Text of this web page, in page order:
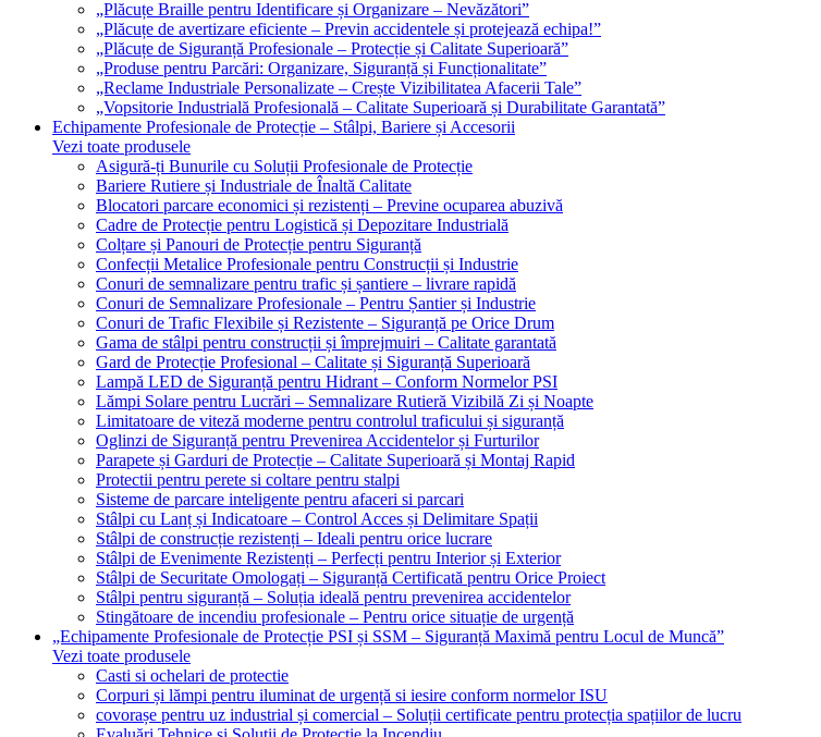
„Plăcuțe Braille pentru Identificare și Organizare – Nevăzători”
„Plăcuțe de avertizare eficiente – Previn accidentele și protejează echipa!”
„Plăcuțe de Siguranță Profesionale – Protecție și Calitate Superioară”
„Produse pentru Parcări: Organizare, Siguranță și Funcționalitate”
„Reclame Industriale Personalizate – Crește Vizibilitatea Afacerii Tale”
„Vopsitorie Industrială Profesională – Calitate Superioară și Durabilitate Garantată”
Echipamente Profesionale de Protecție – Stâlpi, Bariere și Accesorii
Vezi toate produsele
Asigură-ți Bunurile cu Soluții Profesionale de Protecție
Bariere Rutiere și Industriale de Înaltă Calitate
Blocatori parcare economici și rezistenți – Previne ocuparea abuzivă
Cadre de Protecție pentru Logistică și Depozitare Industrială
Colțare și Panouri de Protecție pentru Siguranță
Confecții Metalice Profesionale pentru Construcții și Industrie
Conuri de semnalizare pentru trafic și șantiere – livrare rapidă
Conuri de Semnalizare Profesionale – Pentru Șantier și Industrie
Conuri de Trafic Flexibile și Rezistente – Siguranță pe Orice Drum
Gama de stâlpi pentru construcții și împrejmuiri – Calitate garantată
Gard de Protecție Profesional – Calitate și Siguranță Superioară
Lampă LED de Siguranță pentru Hidrant – Conform Normelor PSI
Lămpi Solare pentru Lucrări – Semnalizare Rutieră Vizibilă Zi și Noapte
Limitatoare de viteză moderne pentru controlul traficului și siguranță
Oglinzi de Siguranță pentru Prevenirea Accidentelor și Furturilor
Parapete și Garduri de Protecție – Calitate Superioară și Montaj Rapid
Protectii pentru perete si coltare pentru stalpi
Sisteme de parcare inteligente pentru afaceri si parcari
Stâlpi cu Lanț și Indicatoare – Control Acces și Delimitare Spații
Stâlpi de construcție rezistenți – Ideali pentru orice lucrare
Stâlpi de Evenimente Rezistenți – Perfecți pentru Interior și Exterior
Stâlpi de Securitate Omologați – Siguranță Certificată pentru Orice Proiect
Stâlpi pentru siguranță – Soluția ideală pentru prevenirea accidentelor
Stingătoare de incendiu profesionale – Pentru orice situație de urgență
„Echipamente Profesionale de Protecție PSI și SSM – Siguranță Maximă pentru Locul de Muncă”
Vezi toate produsele
Casti si ochelari de protectie
Corpuri și lămpi pentru iluminat de urgență si iesire conform normelor ISU
covorașe pentru uz industrial și comercial – Soluții certificate pentru protecția spațiilor de lucru